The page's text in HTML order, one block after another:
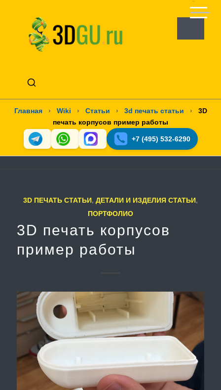
Главная › Wiki › Статьи › 3d печать статьи ›
3D
печать корпусов пример работы
+7 (495) 532-6290
3D ПЕЧАТЬ СТАТЬИ, ДЕТАЛИ И ИЗДЕЛИЯ СТАТЬИ,
ПОРТФОЛИО
3D печать корпусов
пример работы